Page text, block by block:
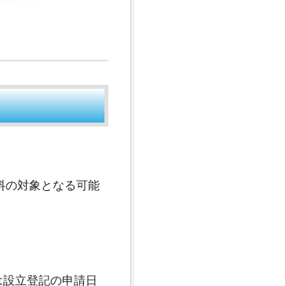
の対象となる可能
立登記の申請日